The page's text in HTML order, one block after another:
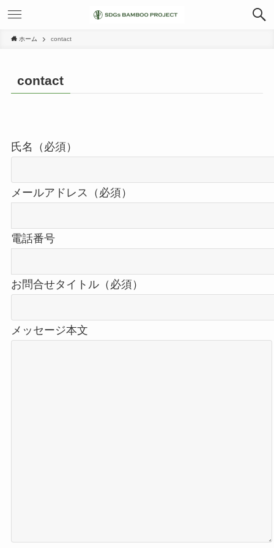
ホーム contact
contact
氏名（必須）
メールアドレス（必須）
電話番号
お問合せタイトル（必須）
メッセージ本文